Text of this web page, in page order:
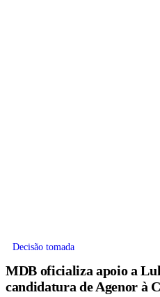
Decisão tomada
MDB oficializa apoio a
candidatura de Agenor à